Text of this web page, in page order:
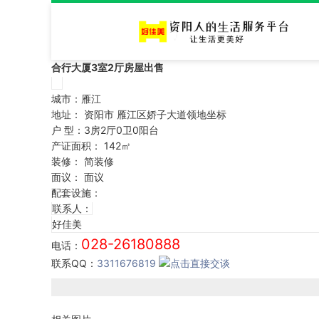
合行大厦3室2厅房屋出售
城市： 雁江
地址：
资阳市 雁江区娇子大道领地坐标
户 型：3房2厅0卫0阳台
产证面积： 142㎡
装修： 简装修
面议： 面议
配套设施：
联系人：
好佳美
电话： 028-26180888
联系QQ： 3311676819